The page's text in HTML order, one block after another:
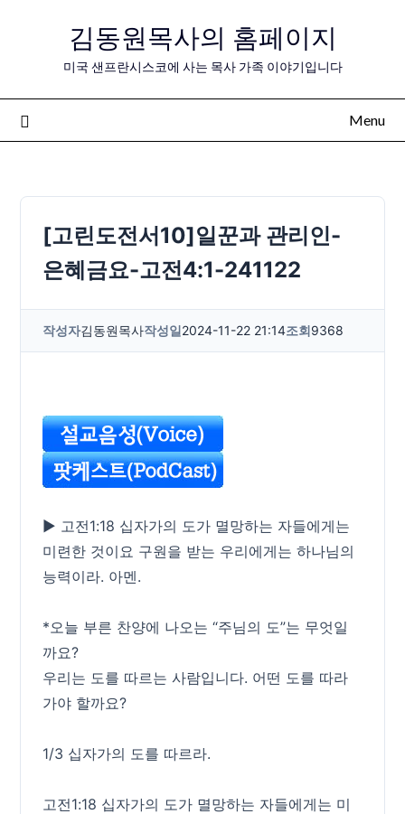
김동원목사의 홈페이지
미국 샌프란시스코에 사는 목사 가족 이야기입니다
Menu
[고린도전서10]일꾼과 관리인-
은혜금요-고전4:1-241122
작성자김동원목사작성일2024-11-22 21:14조회9368
▶ 고전1:18 십자가의 도가 멸망하는 자들에게는
미련한 것이요 구원을 받는 우리에게는 하나님의
능력이라. 아멘.
*오늘 부른 찬양에 나오는 “주님의 도”는 무엇일
까요?
우리는 도를 따르는 사람입니다. 어떤 도를 따라
가야 할까요?
1/3 십자가의 도를 따르라.
고전1:18 십자가의 도가 멸망하는 자들에게는 미